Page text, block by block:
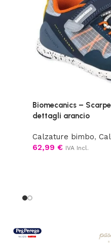
Biomecanics –
dettagli arancio
Calzature bimbo,
62,99 € IVA Incl.